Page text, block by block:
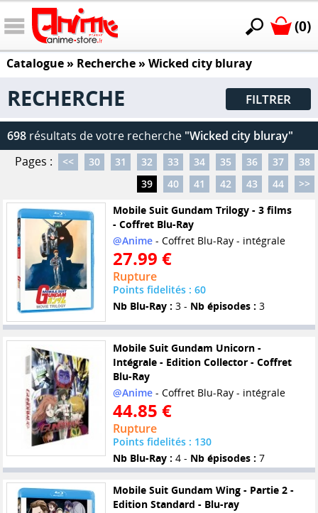
(0)
Catalogue» Recherche » Wicked city bluray
RECHERCHE FILTRER
698 résultats de votre recherche "Wicked city bluray"
Pages :
<< 30 31 32 33 34 35 36 37
38
39
40 41 42 43 44
>>
Mobile Suit Gundam Trilogy - 3 films
- Coffret Blu-Ray
@Anime- Coffret Blu-Ray - intégrale
27.99 €
Rupture
Points fidelités : 60
Nb Blu-Ray : 3 - Nb épisodes : 3
Mobile Suit Gundam Unicorn -
Intégrale - Edition Collector - Coffret
Blu-Ray
@Anime- Coffret Blu-Ray - intégrale
44.85 €
Rupture
Points fidelités : 130
Nb Blu-Ray : 4 - Nb épisodes : 7
Mobile Suit Gundam Wing - Partie 2 -
Edition Standard - Blu-ray